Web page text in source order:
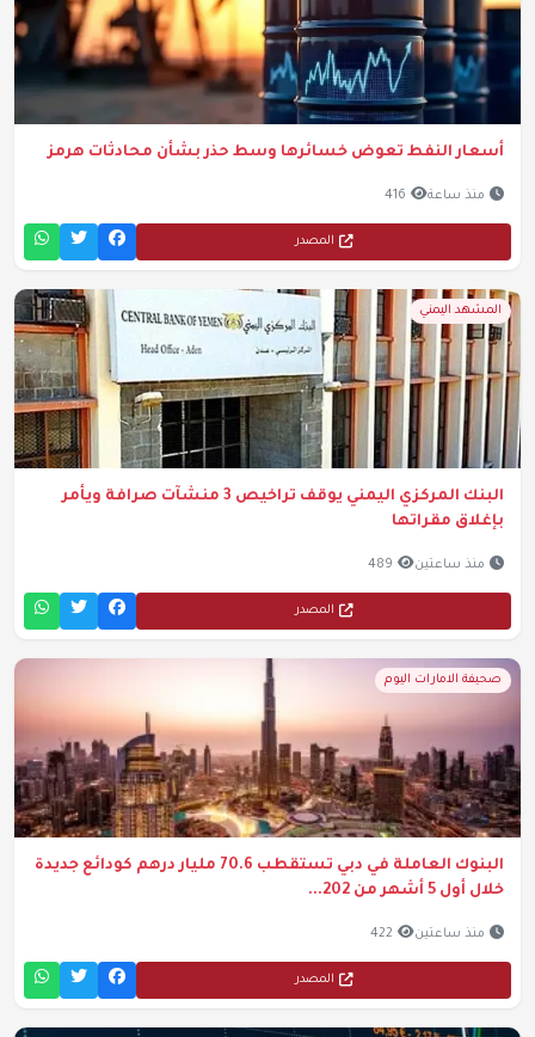
أسعار النفط تعوض خسائرها وسط حذر بشأن محادثات هرمز
منذ ساعة 416
المصدر
المشهد اليمني
البنك المركزي اليمني يوقف تراخيص 3 منشآت صرافة ويأمر
بإغلاق مقراتها
منذ ساعتين 489
المصدر
صحيفة الامارات اليوم
البنوك العاملة في دبي تستقطب 70.6 مليار درهم كودائع جديدة
خلال أول 5 أشهر من 202...
منذ ساعتين 422
المصدر